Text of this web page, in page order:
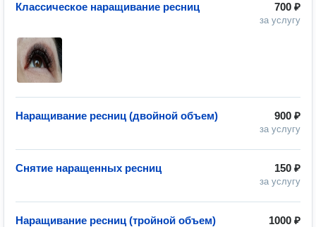
700 ₽
за услугу
Классическое наращивание ресниц
900 ₽
за услугу
Наращивание ресниц (двойной объем)
150 ₽
за услугу
Снятие наращенных ресниц
1000 ₽
Наращивание ресниц (тройной объем)